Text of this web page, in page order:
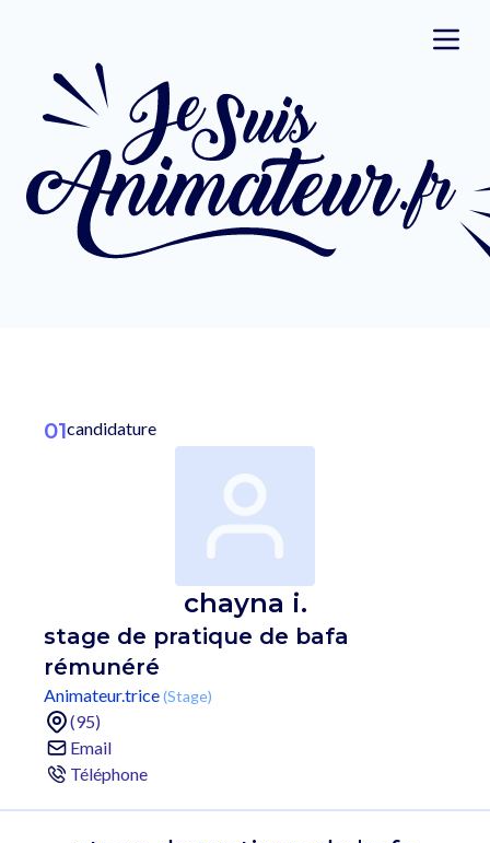
01candidature
chayna i.
stage de pratique de bafa
rémunéré
Animateur.trice(Stage)
(95)
Email
Téléphone